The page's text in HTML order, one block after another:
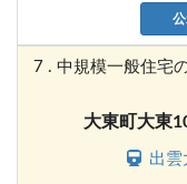
7 . 中規模一般住宅
大東町大東
出